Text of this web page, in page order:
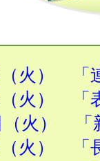
（火） 「
（火） 「
（火） 「
（火） 「